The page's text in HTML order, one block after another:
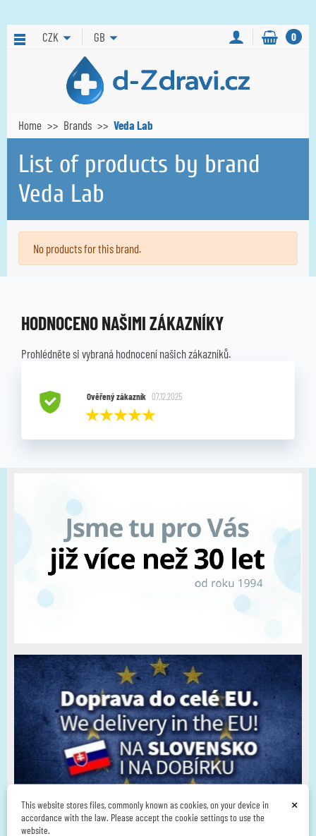
CZK GB 0
Home Brands Veda Lab
List of products by brand
Veda Lab
No products for this brand.
HODNOCENO NAŠIMI ZÁKAZNÍKY
Prohlédněte si vybraná hodnocení našich zákazníků.
Ověřený zákazník 07.12.2025
×
This website stores files, commonly known as cookies, on your device in
accordance with the law. Please accept the cookie settings to use the
website.